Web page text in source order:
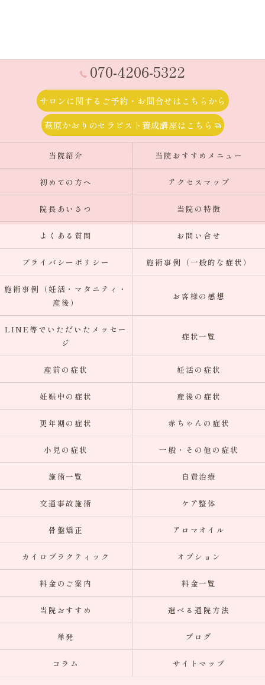
070-4206-5322
サロンに関するご予約・お問合せはこちらから
萩原かおりのセラピスト養成講座はこちら
当院紹介 当院おすすめメニュー
初めての方へ アクセスマップ
院長あいさつ 当院の特徴
よくある質問 お問い合せ
プライバシーポリシー 施術事例（一般的な症状）
施術事例（妊活・マタニティ・
産後）
お客様の感想
LINE等でいただいたメッセー
ジ
症状一覧
産前の症状 妊活の症状
妊娠中の症状 産後の症状
更年期の症状 赤ちゃんの症状
小児の症状 一般・その他の症状
施術一覧 自費治療
交通事故施術 ケア整体
骨盤矯正 アロマオイル
カイロプラクティック オプション
料金のご案内 料金一覧
当院おすすめ 選べる通院方法
単発 ブログ
コラム サイトマップ